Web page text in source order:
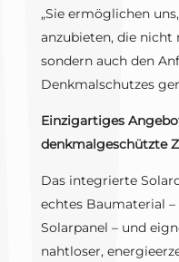
„Sie ermöglichen
anzubieten, die
sondern auch den
Denkmalschutzes
Einzigartiges
denkmalgeschützte
Das integrierte
echtes Baumaterial
Solarpanel – und
nahtloser,